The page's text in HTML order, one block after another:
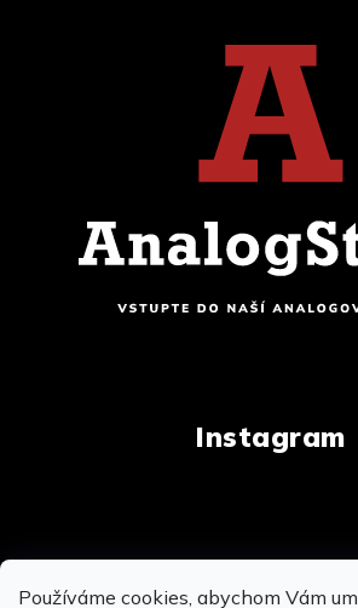
Používáme cookies, abychom Vám
Instagram